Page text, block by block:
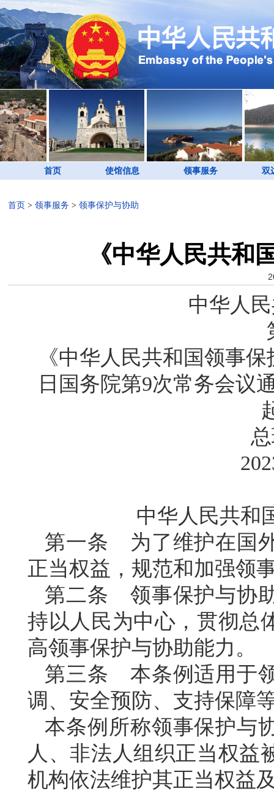
首页 使馆信息 领事服务 双
首页 > 领事服务 > 领事保护与协助
《中华人民共和
中华人
《中华人民共和国领事
日国务院第9次常务会议
中华人民共和
第一条 为了维护在国
正当权益，规范和加强领
第二条 领事保护与协
持以人民为中心，贯彻总
高领事保护与协助能力。
第三条 本条例适用于
调、安全预防、支持保障
本条例所称领事保护与
人、非法人组织正当权益
机构依法维护其正当权益